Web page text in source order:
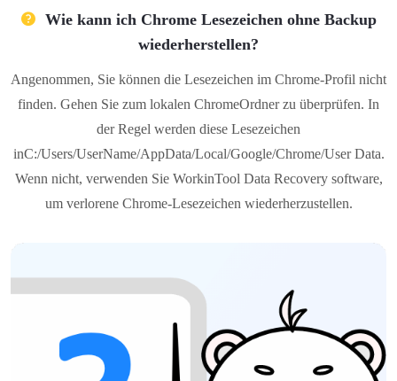
Wie kann ich Chrome Lesezeichen ohne Backup
wiederherstellen?
Angenommen, Sie können die Lesezeichen im Chrome-Profil nicht
finden. Gehen Sie zum lokalen ChromeOrdner zu überprüfen. In
der Regel werden diese Lesezeichen
inC:/Users/UserName/AppData/Local/Google/Chrome/User Data.
Wenn nicht, verwenden Sie WorkinTool Data Recovery software,
um verlorene Chrome-Lesezeichen wiederherzustellen.